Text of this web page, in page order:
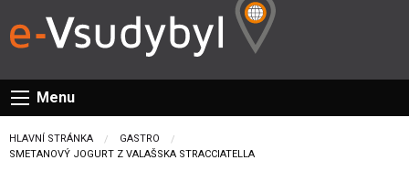
Menu
HLAVNÍ STRÁNKA
GASTRO
CURRENT:
SMETANOVÝ JOGURT Z VALAŠSKA STRACCIATELLA